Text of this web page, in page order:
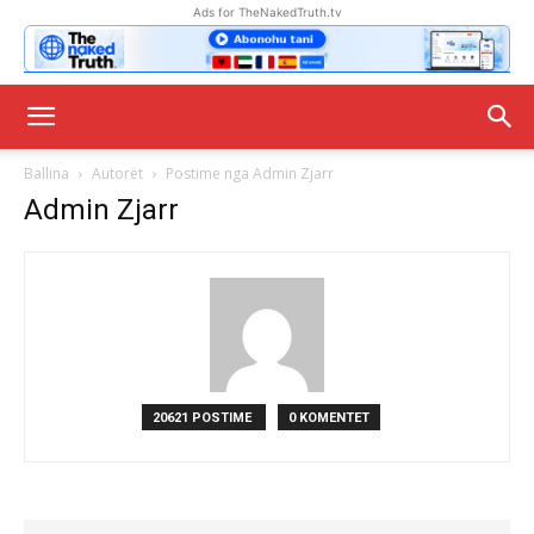
Ads for TheNakedTruth.tv
Ballina Autorët Postime nga Admin Zjarr
Admin Zjarr
20621 POSTIME 0 KOMENTET